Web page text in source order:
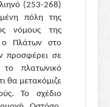
(253-268)
πόλη της
νόμους της
ο Πλάτων στο
προσφέρει σε
πλατωνικό
θα μετακόμιζε
Το σχέδιο